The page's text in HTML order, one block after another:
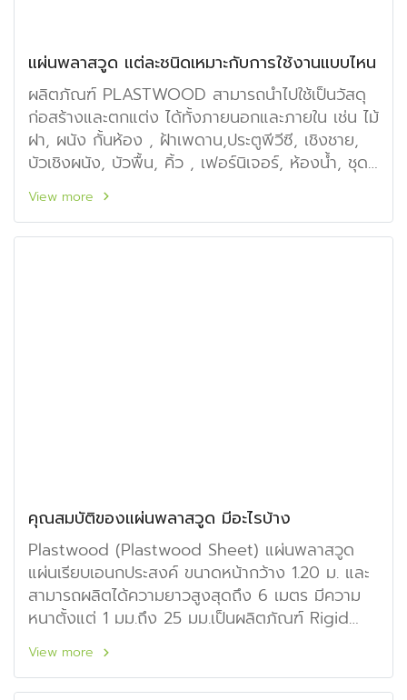
แผ่นพลาสวูด แต่ละชนิดเหมาะกับการใช้งานแบบไหน
ผลิตภัณฑ์ PLASTWOOD สามารถนำไปใช้เป็นวัสดุ
ก่อสร้างและตกแต่ง ได้ทั้งภายนอกและภายใน เช่น ไม้
ฝา, ผนัง กั้นห้อง , ฝ้าเพดาน,ประตูพีวีซี, เชิงชาย,
บัวเชิงผนัง, บัวพื้น, คิ้ว , เฟอร์นิเจอร์, ห้องน้ำ, ชุด
ห้องครัว, ห้องซาวน่า, ห้อง Lab, ป้ายโฆษณา, รั้ว,
ระแนง, เก้าอี้สนาม, ไม้แบบ, ฉลุลวดลายตามดีไซน์ที่
ต้องการ และอื่นๆ ตามความคิดสร้างสรรค์ของแต่ละ
View more
คุณสมบัติของแผ่นพลาสวูด มีอะไรบ้าง
Plastwood (Plastwood Sheet) แผ่นพลาสวูด
แผ่นเรียบเอนกประสงค์ ขนาดหน้ากว้าง 1.20 ม. และ
สามารถผลิตได้ความยาวสูงสุดถึง 6 เมตร มีความ
หนาตั้งแต่ 1 มม.ถึง 25 มม.เป็นผลิตภัณฑ์ Rigid
PVC Integral ที่มีคุณภาพสูง โดยมีวัตถุประสงค์
เพื่อนำมาใช้ทดแทนการใช้ไม้ธรรมชาติ ด้วยคุณสมบัติ
ที่เหนือกว่าไม้ธรรมชาติ
View more